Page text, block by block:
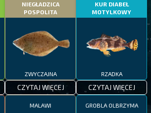
NIEGŁADZICA
POSPOLITA
ZWYCZAJNA
CZYTAJ WIĘCEJ
KUR DIABEŁ
MOTYLKOWY
RZADKA
CZYTAJ WIĘCEJ
MALAWI GROBLA OLBRZYMA